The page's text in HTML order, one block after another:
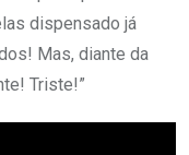
dispensado já
Mas, diante da
Triste!”